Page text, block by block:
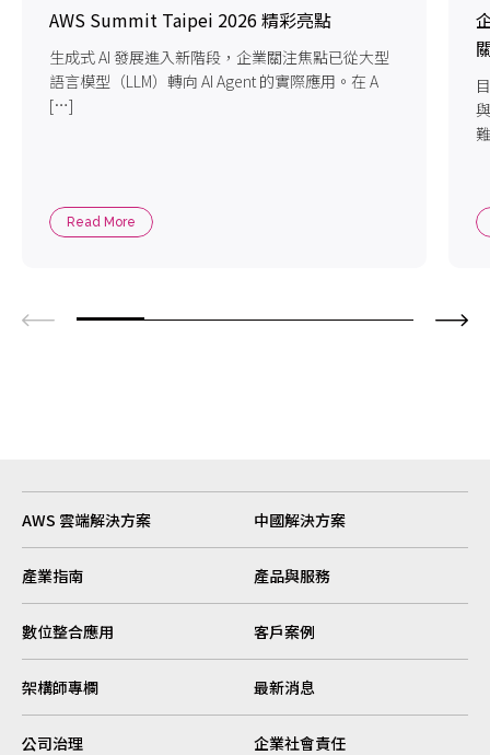
AWS Summit Taipei 2026 精彩亮點
生成式 AI 發展進入新階段，企業關注焦點已從大型
語言模型（LLM）轉向 AI Agent 的實際應用。在 A
[…]
Read More
AWS 雲端解決方案 中國解決方案
產業指南 產品與服務
數位整合應用 客戶案例
架構師專欄 最新消息
公司治理 企業社會責任